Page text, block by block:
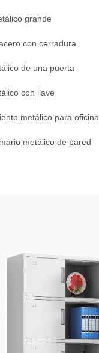
grande
con cerradura
de una puerta
con llave
metálico para oficina
metálico de pared